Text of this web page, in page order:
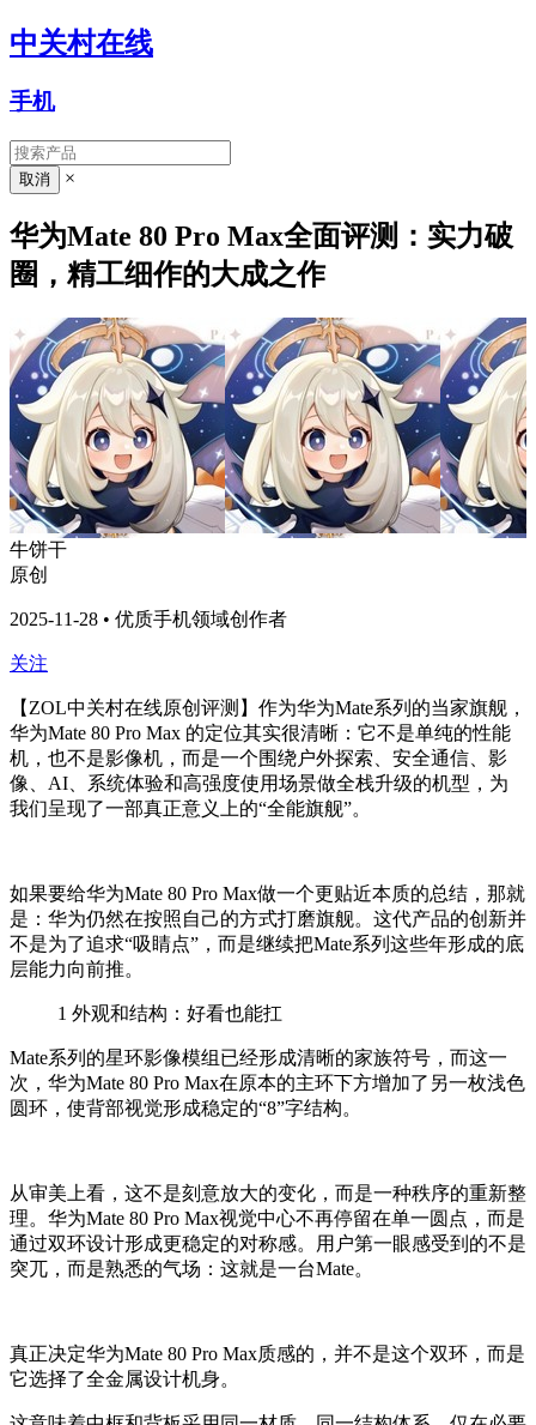
中关村在线
手机
×
华为Mate 80 Pro Max全面评测：实力破
圈，精工细作的大成之作
牛饼干
原创
2025-11-28 • 优质手机领域创作者
关注
【ZOL中关村在线原创评测】作为华为Mate系列的当家旗舰，
华为Mate 80 Pro Max 的定位其实很清晰：它不是单纯的性能
机，也不是影像机，而是一个围绕户外探索、安全通信、影
像、AI、系统体验和高强度使用场景做全栈升级的机型 ， 为
我们呈现了一部真正意义上的“全能旗舰”。
如果要给华为Mate 80 Pro Max做一个更贴近本质的总结，那就
是：华为仍然在按照自己的方式打磨旗舰。这代产品的创新并
不是为了追求“吸睛点”，而是继续把Mate系列这些年形成的底
层能力向前推。
1 外观和结构：好看也能扛
Mate系列的星环影像模组已经形成清晰的家族符号，而这一
次，华为Mate 80 Pro Max在原本的主环下方增加了另一枚浅色
圆环，使背部视觉形成稳定的“8”字结构。
从审美上看，这不是刻意放大的变化，而是一种秩序的重新整
理。 华为Mate 80 Pro Max视觉中心不再停留在单一圆点，而是
通过双环设计形成更稳定的对称感。用户第一眼感受到的不是
突兀，而是熟悉的气场：这就是一台Mate。
真正决定华为Mate 80 Pro Max质感的，并不是这个双环，而是
它选择了全金属设计机身。